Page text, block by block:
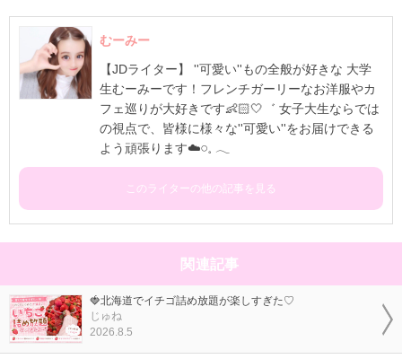
むーみー
【JDライター】 ''可愛い''もの全般が好きな 大学
生むーみーです！フレンチガーリーなお洋服やカ
フェ巡りが大好きです👶🏻🤍゛ 女子大生ならでは
の視点で、皆様に様々な''可愛い''をお届けできる
よう頑張ります☁️𓏸⁡𓈒 𓂃
このライターの他の記事を見る
関連記事
🍓北海道でイチゴ詰め放題が楽しすぎた♡
じゅね
2026.8.5